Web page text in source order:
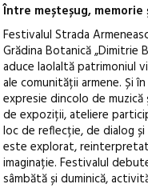
Între meșteșug,
Festivalul Strada
Grădina Botanică „Dimitrie
aduce laolaltă patrimoniul
ale comunității armene. Și
expresie dincolo de
de expoziții, ateliere
loc de reflecție, de dialog
este explorat,
imaginație. Festivalul
sâmbătă și duminică,